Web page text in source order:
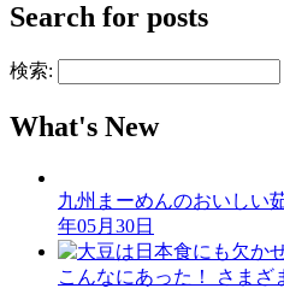
Search for posts
検索:
What's New
九州まーめんのおいしい
年05月30日
こんなにあった！ さまざ